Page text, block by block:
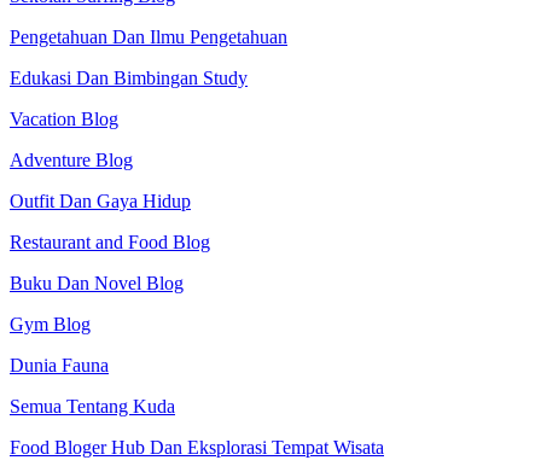
Pengetahuan Dan Ilmu Pengetahuan
Edukasi Dan Bimbingan Study
Vacation Blog
Adventure Blog
Outfit Dan Gaya Hidup
Restaurant and Food Blog
Buku Dan Novel Blog
Gym Blog
Dunia Fauna
Semua Tentang Kuda
Food Bloger Hub Dan Eksplorasi Tempat Wisata